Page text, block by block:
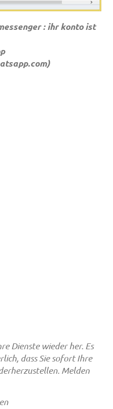
: ihr konto ist
)
Dienste wieder her. Es
dass Sie sofort Ihre
Melden